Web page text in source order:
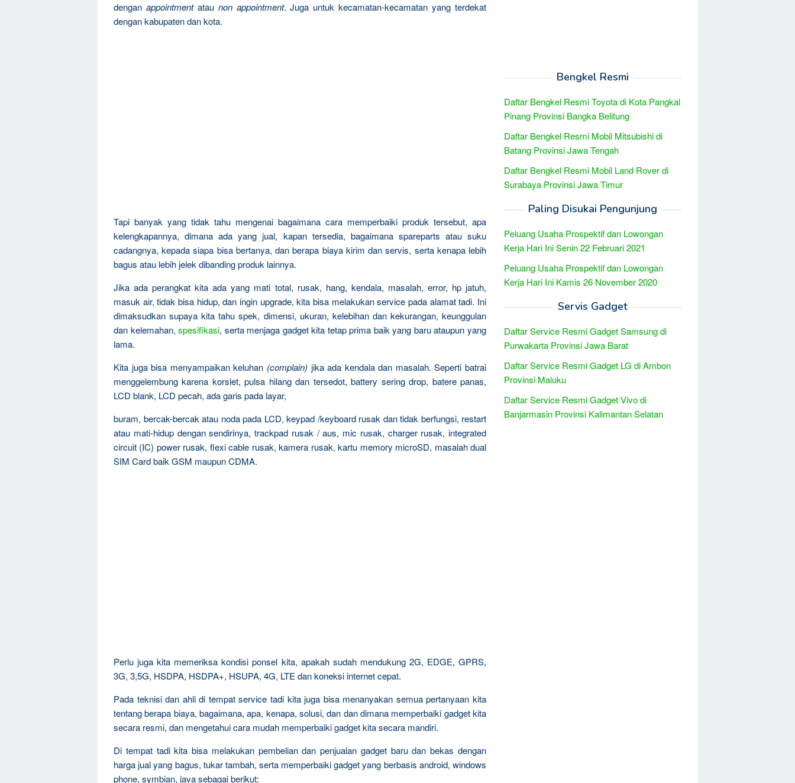
dengan appointmentatau non appointment. Juga untuk kecamatan-kecamatan yang terdekat
dengan kabupaten dan kota.
Tapi banyak yang tidak tahu mengenai bagaimana cara memperbaiki produk tersebut, apa
kelengkapannya, dimana ada yang jual, kapan tersedia, bagaimana spareparts atau suku
cadangnya, kepada siapa bisa bertanya, dan berapa biaya kirim dan servis, serta kenapa lebih
bagus atau lebih jelek dibanding produk lainnya.
Jika ada perangkat kita ada yang mati total, rusak, hang, kendala, masalah, error, hp jatuh,
masuk air, tidak bisa hidup, dan ingin upgrade, kita bisa melakukan service pada alamat tadi. Ini
dimaksudkan supaya kita tahu spek, dimensi, ukuran, kelebihan dan kekurangan, keunggulan
dan kelemahan,spesifikasi, serta menjaga gadget kita tetap prima baik yang baru ataupun yang
lama.
Kita juga bisa menyampaikan keluhan (complain) jika ada kendala dan masalah. Seperti batrai
menggelembung karena korslet, pulsa hilang dan tersedot, battery sering drop, batere panas,
LCD blank, LCD pecah, ada garis pada layar,
buram, bercak-bercak atau noda pada LCD, keypad /keyboard rusak dan tidak berfungsi, restart
atau mati-hidup dengan sendirinya, trackpad rusak / aus, mic rusak, charger rusak, integrated
circuit (IC) power rusak, flexi cable rusak, kamera rusak, kartu memory microSD, masalah dual
SIM Card baik GSM maupun CDMA.
Perlu juga kita memeriksa kondisi ponsel kita, apakah sudah mendukung 2G, EDGE, GPRS,
3G, 3,5G, HSDPA, HSDPA+, HSUPA, 4G, LTE dan koneksi internet cepat.
Pada teknisi dan ahli di tempat service tadi kita juga bisa menanyakan semua pertanyaan kita
tentang berapa biaya, bagaimana, apa, kenapa, solusi, dan dan dimana memperbaiki gadget kita
secara resmi, dan mengetahui cara mudah memperbaiki gadget kita secara mandiri.
Di tempat tadi kita bisa melakukan pembelian dan penjualan gadget baru dan bekas dengan
harga jual yang bagus, tukar tambah, serta memperbaiki gadget yang berbasis android, windows
phone, symbian, java sebagai berikut:
Bengkel Resmi
Daftar Bengkel Resmi Toyota di Kota Pangkal
Pinang Provinsi Bangka Belitung
Daftar Bengkel Resmi Mobil Mitsubishi di
Batang Provinsi Jawa Tengah
Daftar Bengkel Resmi Mobil Land Rover di
Surabaya Provinsi Jawa Timur
Paling Disukai Pengunjung
Peluang Usaha Prospektif dan Lowongan
Kerja Hari Ini Senin 22 Februari 2021
Peluang Usaha Prospektif dan Lowongan
Kerja Hari Ini Kamis 26 November 2020
Servis Gadget
Daftar Service Resmi Gadget Samsung di
Purwakarta Provinsi Jawa Barat
Daftar Service Resmi Gadget LG di Ambon
Provinsi Maluku
Daftar Service Resmi Gadget Vivo di
Banjarmasin Provinsi Kalimantan Selatan